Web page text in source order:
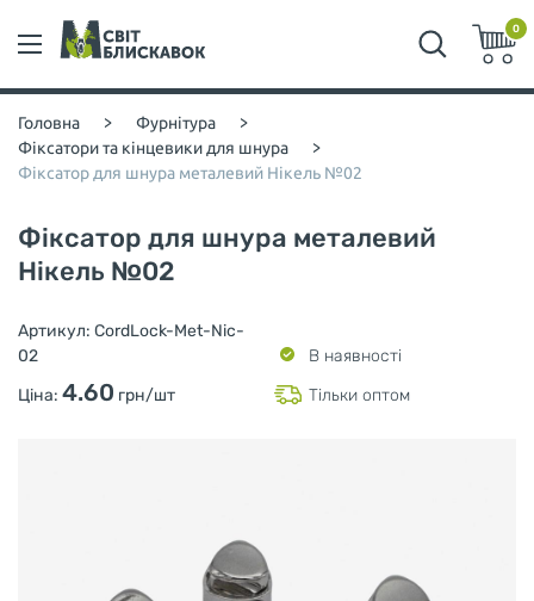
0
Головна > Фурнітура >
Фіксатори та кінцевики для шнура >
Фіксатор для шнура металевий Нікель №02
Фіксатор для шнура металевий
Нікель №02
Артикул: CordLock-Met-Nic-
02
В наявності
Ціна: 4.60 грн/шт Тільки оптом